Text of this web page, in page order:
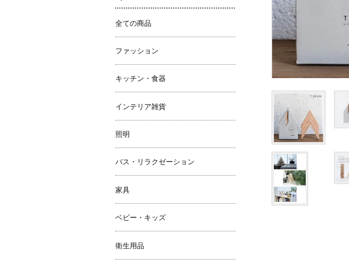
全ての商品
ファッション
キッチン・食器
インテリア雑貨
照明
バス・リラクゼーション
家具
ベビー・キッズ
衛生用品